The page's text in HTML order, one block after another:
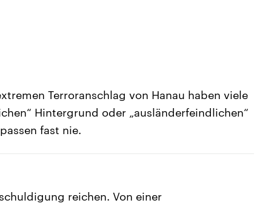
Terroranschlag von Hanau haben viele
Hintergrund oder „ausländerfeindlichen“
fast nie.
reichen. Von einer